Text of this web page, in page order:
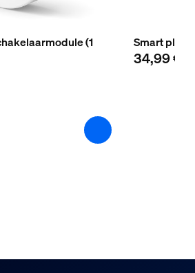
en dimmer
gewicht verpakking
(1
Smart plug
34,99 €